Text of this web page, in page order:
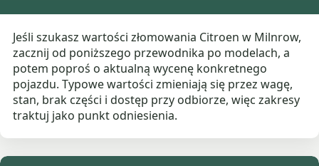
Jeśli szukasz wartości złomowania Citroen w Milnrow,
zacznij od poniższego przewodnika po modelach, a
potem poproś o aktualną wycenę konkretnego
pojazdu. Typowe wartości zmieniają się przez wagę,
stan, brak części i dostęp przy odbiorze, więc zakresy
traktuj jako punkt odniesienia.